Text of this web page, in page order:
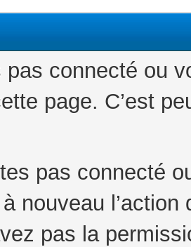
pas connecté ou
page. C’est
pas connecté
nouveau
pas la